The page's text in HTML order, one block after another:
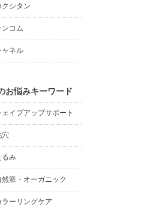
クシタン
ンコム
ャネル
お悩みキーワード
ェイプアップサポート
穴
るみ
然派・オーガニック
ラーリングケア